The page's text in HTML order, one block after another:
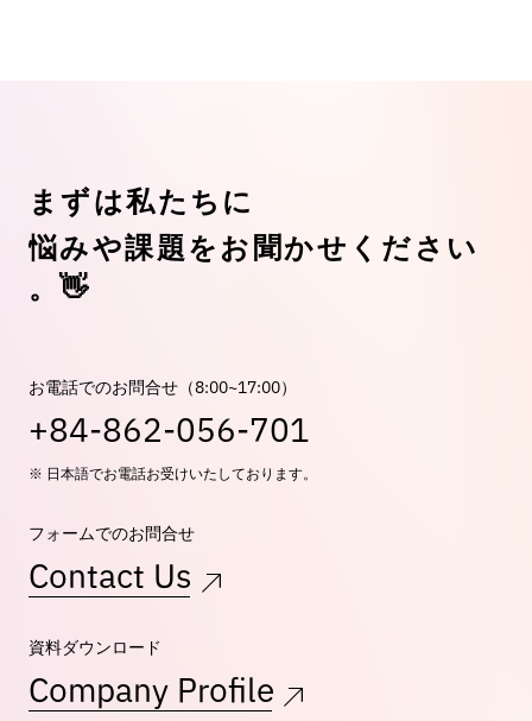
まずは私た ち に
悩みや課題を お 聞 かせ く だ さ い
。👋
お電話でのお問合せ（8:00~17:00）
+84-862-056-701
※ 日本語でお電話お受けいたしております。
フォームでのお問合せ
Contact Us
資料ダウンロード
Company Profile